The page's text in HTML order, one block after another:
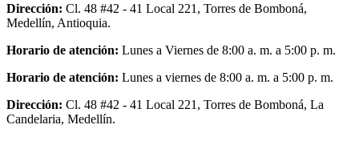
Dirección: Cl. 48 #42 - 41 Local 221, Torres de Bomboná,
Medellín, Antioquia.
Horario de atención: Lunes a Viernes de 8:00 a. m. a 5:00 p. m.
Horario de atención: Lunes a viernes de 8:00 a. m. a 5:00 p. m.
Dirección: Cl. 48 #42 - 41 Local 221, Torres de Bomboná, La
Candelaria, Medellín.